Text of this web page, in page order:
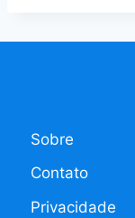
Sobre
Contato
Privacidade